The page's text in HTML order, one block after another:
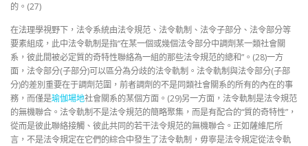
的。(27)
在法理學視野下，法令系統由法令規范、法令軌制、法令子部分、法令部分等
要素組成，此中法令軌制是指“在某一個或幾個法令部分中調劑某一類社會關
系，彼此間被必定質的奇特性聯絡為一組的那些法令規范的總和”。(28)一方
面，法令部分(子部分)可以區分為分歧的法令軌制。法令軌制與法令部分(子部
分)的差別重要在于調劑范圍，前者調劑的不是同類社會關系的所有的內在的事
務，而僅是瑜伽場地社會關系的某個方面。(29)另一方面，法令軌制是法令規范
的無機聯合。法令軌制不是法令規范的簡略聚集，而是有配合的“質的奇特性”，
從而是彼此聯絡接觸、彼此共同的若干法令規范的無機聯合。正如薩維尼所
言，不是法令規定在它們的綜合中發生了法令軌制，毋寧是法令規定從法令軌